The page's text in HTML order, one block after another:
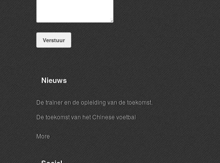
Verstuur
Nieuws
De trainer en de opleiding van de toekomst.
De toekomst van het Chinese voetbal
More